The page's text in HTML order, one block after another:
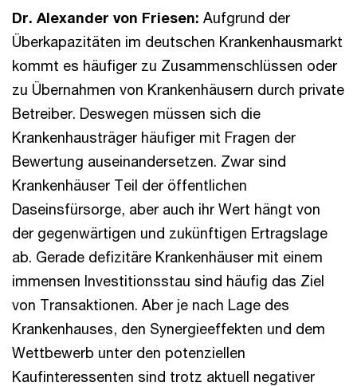
Dr. Alexander von Friesen: Aufgrund der
Überkapazitäten im deutschen Krankenhausmarkt
kommt es häufiger zu Zusammenschlüssen oder
zu Übernahmen von Krankenhäusern durch private
Betreiber. Deswegen müssen sich die
Krankenhausträger häufiger mit Fragen der
Bewertung auseinandersetzen. Zwar sind
Krankenhäuser Teil der öffentlichen
Daseinsfürsorge, aber auch ihr Wert hängt von
der gegenwärtigen und zukünftigen Ertragslage
ab. Gerade defizitäre Krankenhäuser mit einem
immensen Investitionsstau sind häufig das Ziel
von Transaktionen. Aber je nach Lage des
Krankenhauses, den Synergieeffekten und dem
Wettbewerb unter den potenziellen
Kaufinteressenten sind trotz aktuell negativer